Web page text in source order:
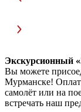
Экскурсионный
Вы можете
Мурманске!
самолёт или на
встречать наш